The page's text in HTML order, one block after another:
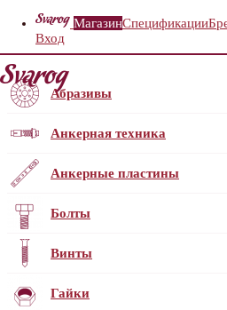
МагазинСпецификации
Вход
Абразивы
Анкерная техника
Анкерные пластины
Болты
Винты
Гайки